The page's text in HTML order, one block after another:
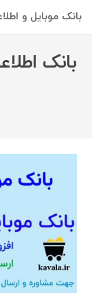
بانک موبایل و
بانک